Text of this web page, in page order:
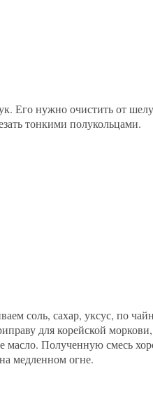
Его нужно очистить от
тонкими полукольцами.
соль, сахар, уксус, по
для корейской
масло. Полученную смесь
медленном огне.